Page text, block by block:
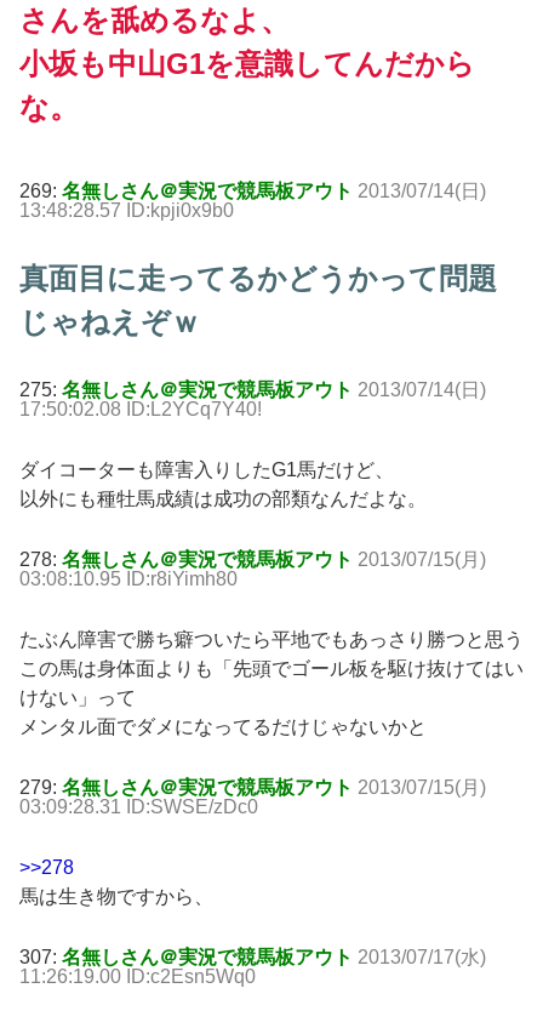
さんを舐めるなよ、
小坂も中山G1を意識してんだから
な。
269: 名無しさん＠実況で競馬板アウト 2013/07/14(日)
13:48:28.57 ID:kpji0x9b0
真面目に走ってるかどうかって問題
じゃねえぞｗ
275: 名無しさん＠実況で競馬板アウト 2013/07/14(日)
17:50:02.08 ID:L2YCq7Y40!
ダイコーターも障害入りしたG1馬だけど、
以外にも種牡馬成績は成功の部類なんだよな。
278: 名無しさん＠実況で競馬板アウト 2013/07/15(月)
03:08:10.95 ID:r8iYimh80
たぶん障害で勝ち癖ついたら平地でもあっさり勝つと思う
この馬は身体面よりも「先頭でゴール板を駆け抜けてはい
けない」って
メンタル面でダメになってるだけじゃないかと
279: 名無しさん＠実況で競馬板アウト 2013/07/15(月)
03:09:28.31 ID:SWSE/zDc0
>>278
馬は生き物ですから、
307: 名無しさん＠実況で競馬板アウト 2013/07/17(水)
11:26:19.00 ID:c2Esn5Wq0